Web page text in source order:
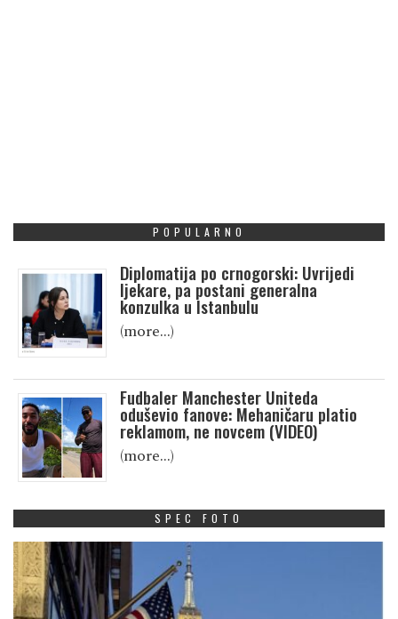
POPULARNO
Diplomatija po crnogorski: Uvrijedi
ljekare, pa postani generalna
konzulka u Istanbulu
(more…)
Fudbaler Manchester Uniteda
oduševio fanove: Mehaničaru platio
reklamom, ne novcem (VIDEO)
(more…)
SPEC FOTO